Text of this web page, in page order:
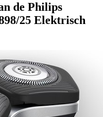
de Philips
25 Elektrisch